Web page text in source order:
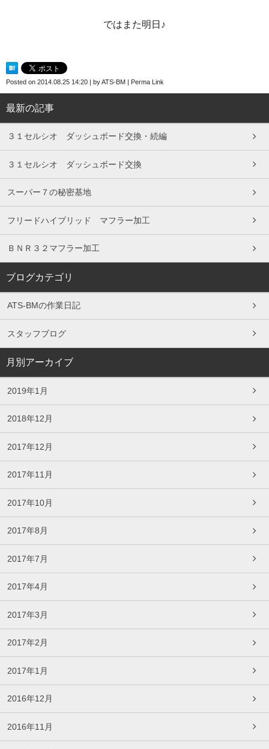
ではまた明日♪
Posted on 2014.08.25 14:20 byATS-BM Perma Link
最新の記事
３１セルシオ ダッシュボード交換・続編
３１セルシオ ダッシュボード交換
スーパー７の秘密基地
フリードハイブリッド マフラー加工
ＢＮＲ３２マフラー加工
ブログカテゴリ
ATS-BMの作業日記
スタッフブログ
月別アーカイブ
2019年1月
2018年12月
2017年12月
2017年11月
2017年10月
2017年8月
2017年7月
2017年4月
2017年3月
2017年2月
2017年1月
2016年12月
2016年11月